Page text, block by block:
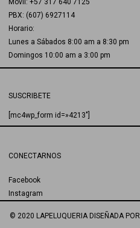
PBX: (607) 6927114
Horario:
Lunes a Sábados 8:00 am a 8:30 pm
Domingos 10:00 am a 3:00 pm
SUSCRIBETE
[mc4wp_form id=»4213″]
CONECTARNOS
Facebook
Instagram
© 2020 LAPELUQUERIA DISEÑADA POR